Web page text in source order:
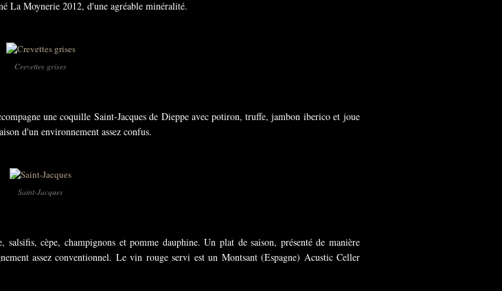
La Moynerie 2012, d'une agréable minéralité.
Crevettes grises
une coquille Saint-Jacques de Dieppe avec potiron, truffe, jambon iberico et joue
d'un environnement assez confus.
Saint-Jacques
cèpe, champignons et pomme dauphine. Un plat de saison, présenté de manière
assez conventionnel. Le vin rouge servi est un Montsant (Espagne) Acustic Celler